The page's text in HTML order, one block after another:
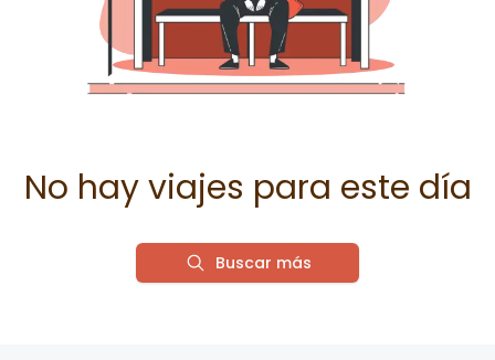
No hay viajes para este día
Buscar más